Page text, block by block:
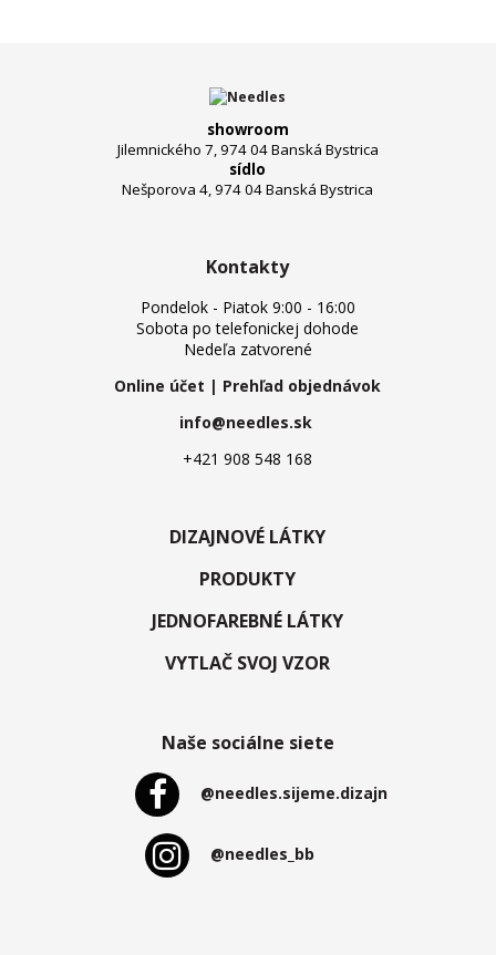
showroom
Jilemnického 7, 974 04 Banská Bystrica
sídlo
Nešporova 4, 974 04 Banská Bystrica
Kontakty
Pondelok - Piatok 9:00 - 16:00
Sobota po telefonickej dohode
Nedeľa zatvorené
Online účet | Prehľad objednávok
info@needles.sk
+421 908 548 168
DIZAJNOVÉ LÁTKY
PRODUKTY
JEDNOFAREBNÉ LÁTKY
VYTLAČ SVOJ VZOR
Naše sociálne siete
@needles.sijeme.dizajn
@needles_bb